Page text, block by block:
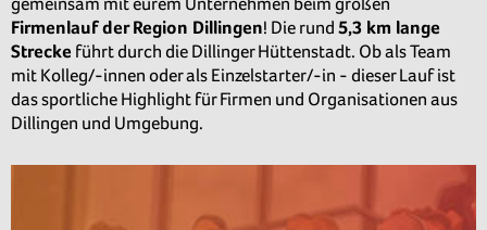
Firmenlauf der Region Dillingen! Die rund 5,3 km lange
Strecke führt durch die Dillinger Hüttenstadt. Ob als Team
mit Kolleg/-innen oder als Einzelstarter/-in - dieser Lauf ist
das sportliche Highlight für Firmen und Organisationen aus
Dillingen und Umgebung.